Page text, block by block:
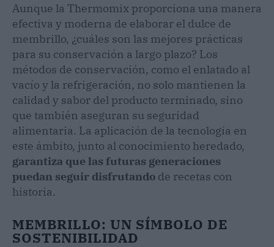
Aunque la Thermomix proporciona una manera
efectiva y moderna de elaborar el dulce de
membrillo, ¿cuáles son las mejores prácticas
para su conservación a largo plazo? Los
métodos de conservación, como el enlatado al
vacío y la refrigeración, no solo mantienen la
calidad y sabor del producto terminado, sino
que también aseguran su seguridad
alimentaria. La aplicación de la tecnología en
este ámbito, junto al conocimiento heredado,
garantiza que las futuras generaciones
puedan seguir disfrutando de recetas con
historia.
MEMBRILLO: UN SÍMBOLO DE
SOSTENIBILIDAD